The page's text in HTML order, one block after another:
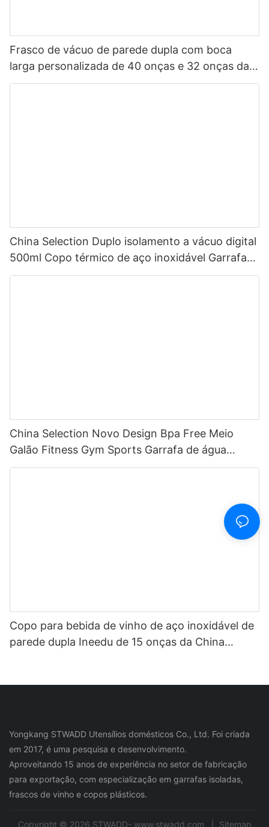
Frasco de vácuo de parede dupla com boca
larga personalizada de 40 onças e 32 onças da
China, garrafa de água esportiva isolada em aço
China Selection Duplo isolamento a vácuo digital
500ml Copo térmico de aço inoxidável Garrafa
de água inteligente com display de temperatura
China Selection Novo Design Bpa Free Meio
Galão Fitness Gym Sports Garrafa de água
motivacional de plástico transparente com
Copo para bebida de vinho de aço inoxidável de
parede dupla Ineedu de 15 onças da China
Yongkang STWADD Utensílios domésticos Co., Ltd. Foi criada
em 2017, é uma pesquisa e desenvolvimento.
Aproveitando 15 anos de experiência no setor de fabricação
para exportação, com especialização em garrafas isoladas,
frascos de vinho e copos plásticos.
Copyright © 2026 STWADD- www.stwadd.com | Sitemap